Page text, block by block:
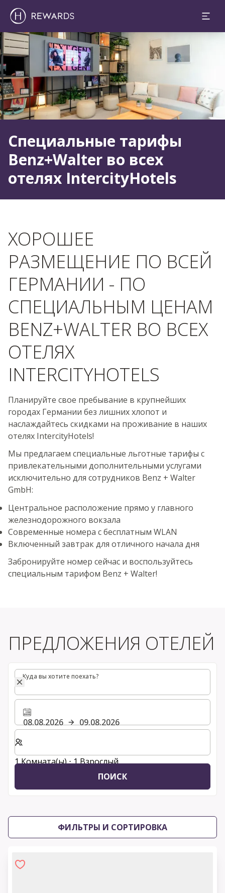
Слайд 1 из 1
Специальные тарифы
Benz+Walter во всех
отелях IntercityHotels
ХОРОШЕЕ
РАЗМЕЩЕНИЕ ПО ВСЕЙ
ГЕРМАНИИ - ПО
СПЕЦИАЛЬНЫМ ЦЕНАМ
BENZ+WALTER ВО ВСЕХ
ОТЕЛЯХ
INTERCITYHOTELS
Планируйте свое пребывание в крупнейших
городах Германии без лишних хлопот и
наслаждайтесь скидками на проживание в наших
отелях IntercityHotels!
Мы предлагаем специальные льготные тарифы с
привлекательными дополнительными услугами
исключительно для сотрудников Benz + Walter
GmbH:
Центральное расположение прямо у главного
железнодорожного вокзала
Современные номера с бесплатным WLAN
Включенный завтрак для отличного начала дня
Забронируйте номер сейчас и воспользуйтесь
специальным тарифом Benz + Walter!
ПРЕДЛОЖЕНИЯ ОТЕЛЕЙ
Куда вы хотите поехать?
Куда вы хотите поехать?
08.08.2026
09.08.2026
Выберите количество комнат и гостей для вашего
1 Комната(ы) ⋅ 1 Взрослый
ПОИСК
ФИЛЬТРЫ И СОРТИРОВКА